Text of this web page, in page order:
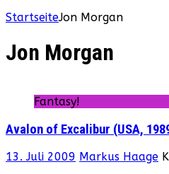
StartseiteJon Morgan
Jon Morgan
Fantasy!
Avalon of Excalibur (USA,
13. Juli 2009 Markus Haage